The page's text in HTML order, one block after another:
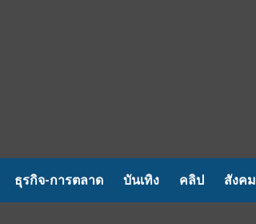
ธุรกิจ-การตลาด บันเทิง คลิป สังคม